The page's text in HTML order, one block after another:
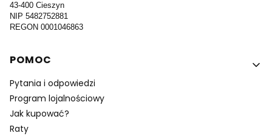
43-400 Cieszyn
NIP 5482752881
REGON 0001046863
Linki w stopce
POMOC
Pytania i odpowiedzi
Program lojalnościowy
Jak kupować?
Raty